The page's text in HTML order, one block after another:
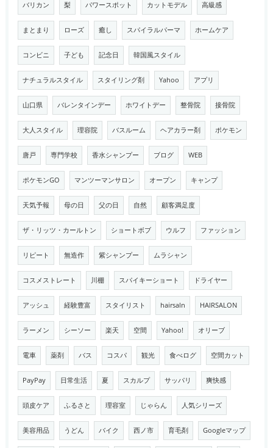
バリカン 梨 パワースポット カットモデル 高級感
まとまり ローズ 癒し スパイラルパーマ ホームケア
コンビニ 子ども 記念日 韓国風スタイル
ナチュラルスタイル スタイリング剤 Yahoo アプリ
山口県 バレンタインデー ホワイトデー 整骨院 接骨院
大人スタイル 理容院 バスルーム ヘアカラー剤 ポケモン
唐戸 専門学校 香水シャンプー ブログ WEB
ポケモンGO マンツーマンサロン オープン キャンプ
天気予報 母の日 父の日 自然 顧客満足度
ザ・リッツ・カールトン ショートボブ ウルフ ファッション
リピート 無造作 紫シャンプー ムラシャン
コスメストレート 川棚 スパイキーショート ドライヤー
アッシュ 経験豊富 スタイリスト hairsaln HAIRSALON
ラーメン シーソー 楽天 空間 Yahoo! オリーブ
電車 薬剤 バス コスパ 観光 食べログ 空間カット
PayPay 日常生活 夏 スカルプ サッパリ 爽快感
頭皮ケア ふるさと 理容室 じゃらん 人気シリーズ
美容用品 うどん バイク 西ノ市 育毛剤 Googleマップ